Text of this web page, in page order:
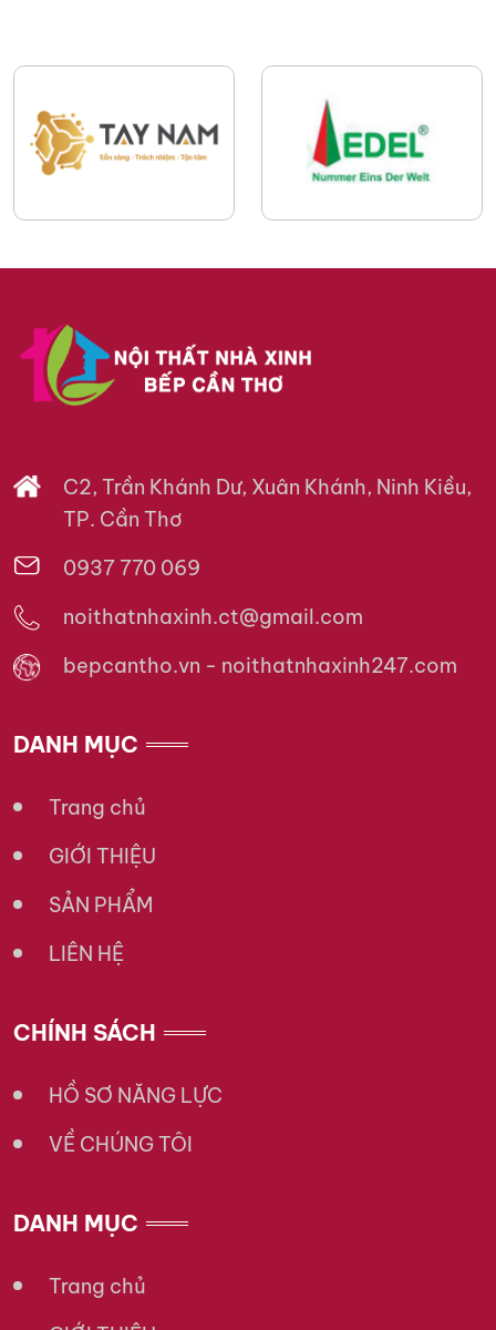
C2, Trần Khánh Dư, Xuân Khánh, Ninh Kiều,
TP. Cần Thơ
0937 770 069
noithatnhaxinh.ct@gmail.com
bepcantho.vn - noithatnhaxinh247.com
DANH MỤC
Trang chủ
GIỚI THIỆU
SẢN PHẨM
LIÊN HỆ
CHÍNH SÁCH
HỒ SƠ NĂNG LỰC
VỀ CHÚNG TÔI
DANH MỤC
Trang chủ